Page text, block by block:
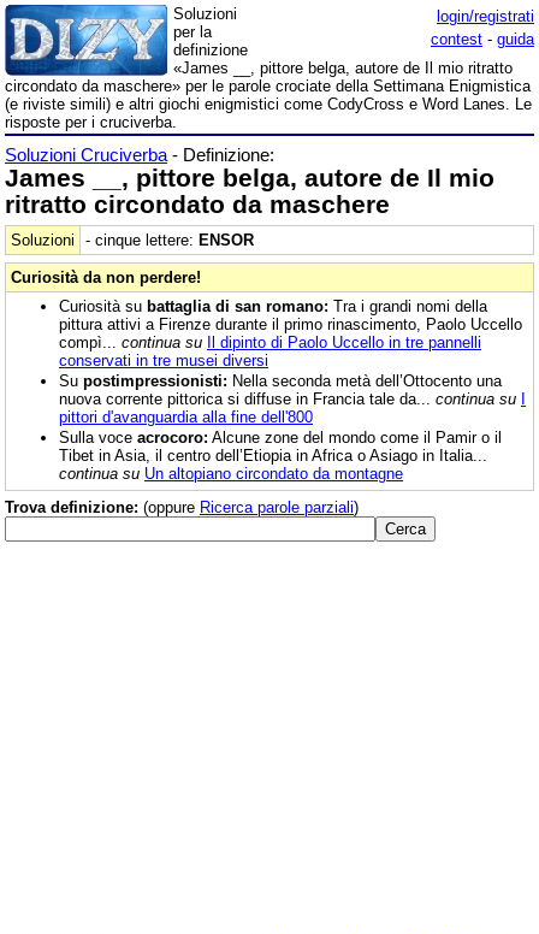
login/registrati
contest - guida
Soluzioni
per la
definizione
«James __, pittore belga, autore de Il mio ritratto
circondato da maschere» per le parole crociate della Settimana Enigmistica
(e riviste simili) e altri giochi enigmistici come CodyCross e Word Lanes. Le
risposte per i cruciverba.
Soluzioni Cruciverba - Definizione:
James __, pittore belga, autore de Il mio
ritratto circondato da maschere
Soluzioni - cinque lettere: ENSOR
Curiosità da non perdere!
Curiosità su battaglia di san romano: Tra i grandi nomi della
pittura attivi a Firenze durante il primo rinascimento, Paolo Uccello
compì... continua su Il dipinto di Paolo Uccello in tre pannelli
conservati in tre musei diversi
Su postimpressionisti: Nella seconda metà dell’Ottocento una
nuova corrente pittorica si diffuse in Francia tale da... continua su I
pittori d'avanguardia alla fine dell'800
Sulla voce acrocoro: Alcune zone del mondo come il Pamir o il
Tibet in Asia, il centro dell’Etiopia in Africa o Asiago in Italia...
continua su Un altopiano circondato da montagne
Trova definizione: (oppure Ricerca parole parziali)